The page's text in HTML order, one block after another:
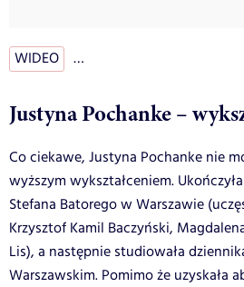
WIDEO …
Justyna Pochanke –
Co ciekawe, Justyna Pochanke nie
wyższym wykształceniem.
Stefana Batorego w Warszawie
Krzysztof Kamil Baczyński,
Lis), a następnie studiowała
Warszawskim. Pomimo że uzyskała